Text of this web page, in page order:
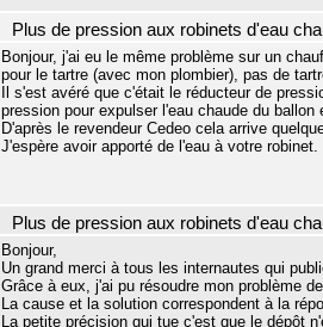
Plus de pression aux robinets d'eau
Bonjour, j'ai eu le même problème sur un
pour le tartre (avec mon plombier), pas de
Il s'est avéré que c'était le réducteur de
pression pour expulser l'eau chaude du
D'après le revendeur Cedeo cela arrive
J'espère avoir apporté de l'eau à votre robinet.
Plus de pression aux robinets d'eau
Bonjour,
Un grand merci à tous les internautes qui
Grâce à eux, j'ai pu résoudre mon problème
La cause et la solution correspondent à la
La petite précision qui tue c'est que le dépôt